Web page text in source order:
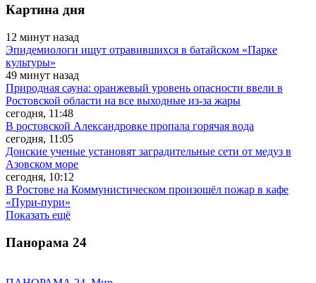
Картина дня
12 минут назад
Эпидемиологи ищут отравившихся в батайском «Парке
культуры»
49 минут назад
Природная сауна: оранжевый уровень опасности ввели в
Ростовской области на все выходные из-за жары
сегодня, 11:48
В ростовской Александровке пропала горячая вода
сегодня, 11:05
Донские ученые установят заградительные сети от медуз в
Азовском море
сегодня, 10:12
В Ростове на Коммунистическом произошёл пожар в кафе
«Пури-пури»
Показать ещё
Панорама 24